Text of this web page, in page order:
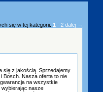
się w tej kategorii. 1 - 2 dalej →
się z jakością. Sprzedajemy
Bosch. Nasza oferta to nie
na wszystkie
nasze